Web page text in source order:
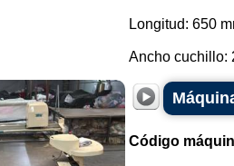
Longitud: 650
Ancho cuchillo:
Código